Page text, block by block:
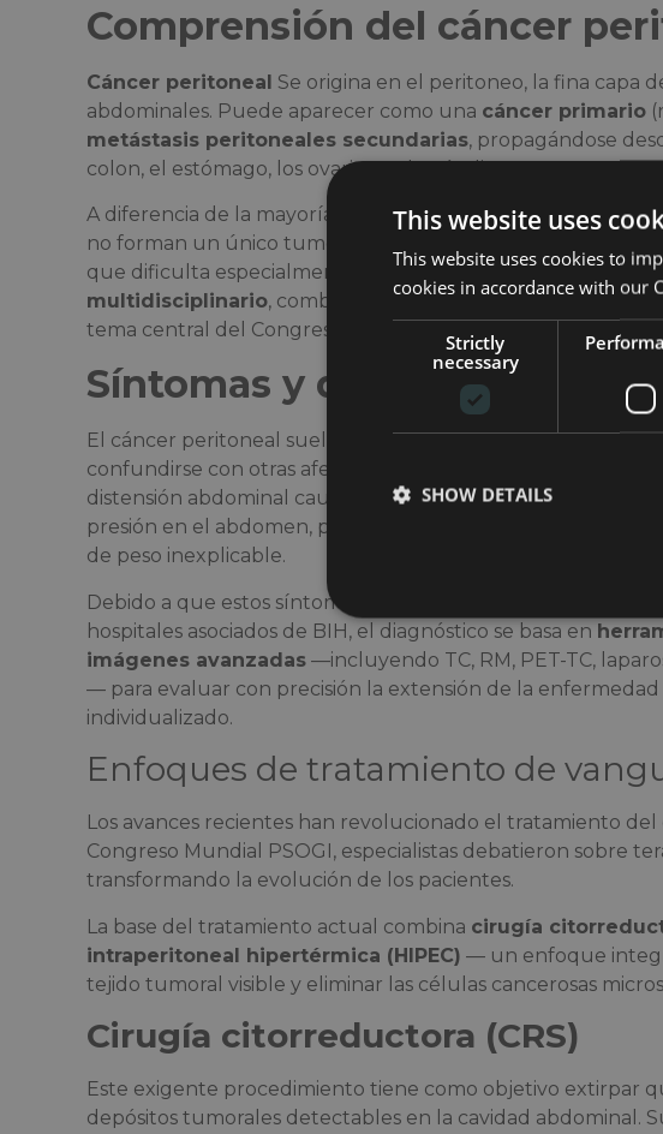
Comprensión del cáncer
Cáncer peritoneal Se origina en el peritoneo, la fina capa
abdominales. Puede aparecer como una cáncer primario
metástasis peritoneales secundarias, propagándose
colon, el estómago, los ovarios o el apéndice.
A diferencia de la mayoría de los demás tipos de cáncer, las
no forman un único tumor localizado, sino que se
que dificulta especialmente su tratamiento. Por eso, el
multidisciplinario, combinando experiencia quirúrgica,
tema central del Congreso PSOGI de este año en Barcelona.
Síntomas y diagnóstico
El cáncer peritoneal suele desarrollarse gradualmente,
confundirse con otras afecciones. Es fundamental
distensión abdominal causada por acumulación de líquido
presión en el abdomen, pérdida de apetito o náuseas
de peso inexplicable.
Debido a que estos síntomas no son específicos, la
hospitales asociados de BIH, el diagnóstico se basa en
imágenes avanzadas —incluyendo TC, RM, PET-TC,
— para evaluar con precisión la extensión de la
individualizado.
Enfoques de tratamiento de
Los avances recientes han revolucionado el tratamiento
Congreso Mundial PSOGI, especialistas debatieron sobre
transformando la evolución de los pacientes.
La base del tratamiento actual combina cirugía
intraperitoneal hipertérmica (HIPEC) — un enfoque
tejido tumoral visible y eliminar las células cancerosas
Cirugía citorreductora (CRS)
Este exigente procedimiento tiene como objetivo extirpar
depósitos tumorales detectables en la cavidad abdominal.
This website uses
This website uses cookies to
cookies in accordance with our
Strictly
necessary
SHOW DETAILS